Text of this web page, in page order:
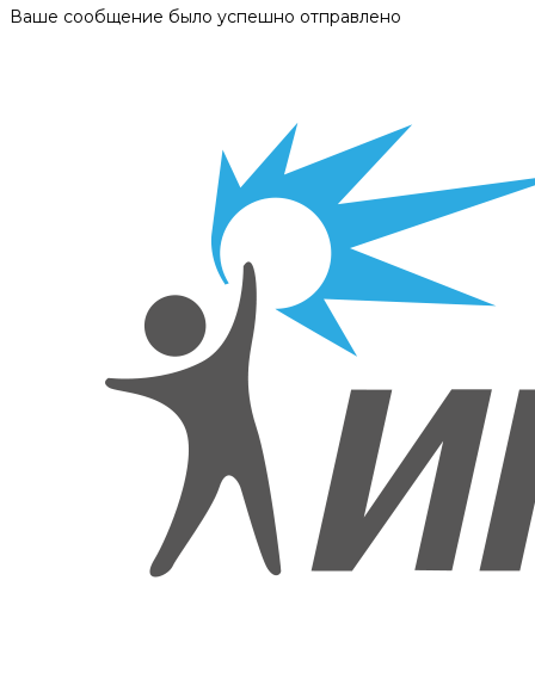
Ваше сообщение было успешно отправлено